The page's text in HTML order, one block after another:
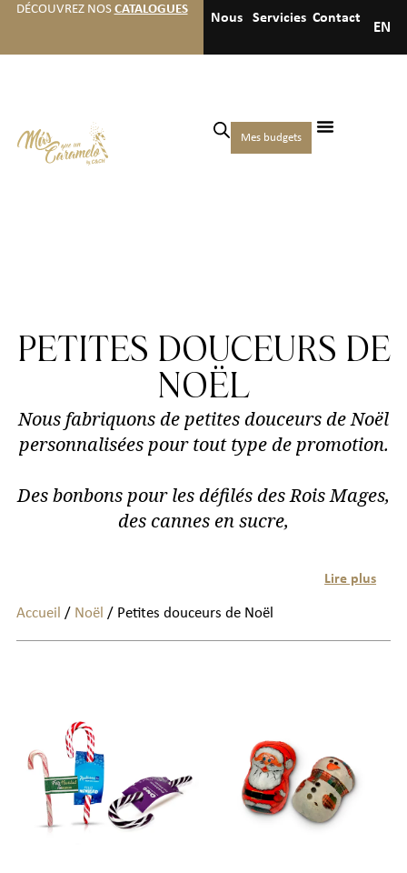
DÉCOUVREZ NOS CATALOGUES
Nous Servicies Contact
EN
Mes budgets
PETITES DOUCEURS DE
NOËL
Nous fabriquons de petites douceurs de Noël
personnalisées pour tout type de promotion.
Des bonbons pour les défilés des Rois Mages,
des cannes en sucre,
Lire plus
Accueil / Noël / Petites douceurs de Noël